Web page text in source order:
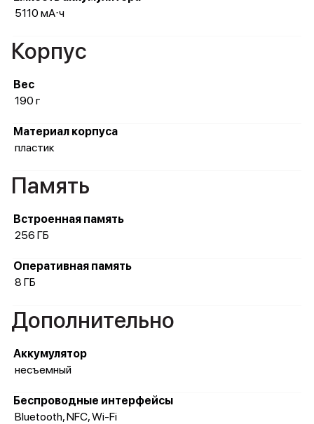
5110 мА⋅ч
Корпус
Вес
190 г
Материал корпуса
пластик
Память
Встроенная память
256 ГБ
Оперативная память
8 ГБ
Дополнительно
Аккумулятор
несъемный
Беспроводные интерфейсы
Bluetooth, NFC, Wi-Fi